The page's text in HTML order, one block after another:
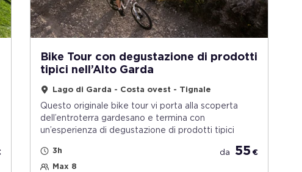
Bike Tour con degustazione di prodotti
tipici nell’Alto Garda
Lago di Garda - Costa ovest - Tignale
Questo originale bike tour vi porta alla scoperta
dell’entroterra gardesano e termina con
un’esperienza di degustazione di prodotti tipici
3h
Max 8
da 55 €